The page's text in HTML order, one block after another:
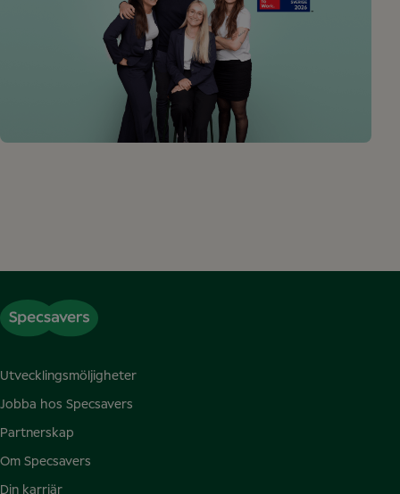
Utvecklingsmöljigheter
Jobba hos Specsavers
Partnerskap
Om Specsavers
Din karriär